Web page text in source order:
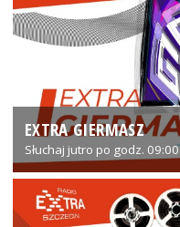
EXTRA GIERMASZ
Słuchaj jutro po godz. 09:00